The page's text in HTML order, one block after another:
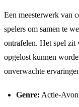
Een meesterwerk van
spelers om samen te
ontrafelen. Het spel zit
opgelost kunnen
onverwachte
Genre: Actie-